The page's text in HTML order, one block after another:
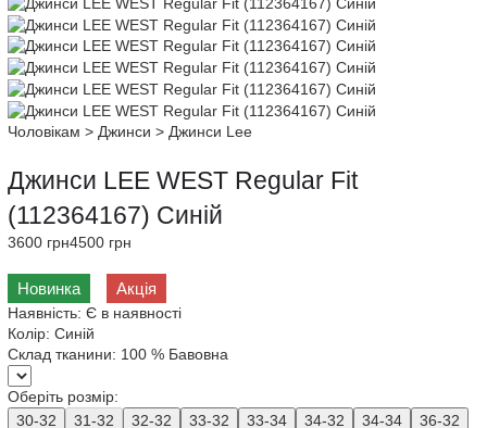
Чоловікам > Джинси > Джинси Lee
Джинси LEE WEST Regular Fit
(112364167) Синій
3600 грн4500 грн
Новинка Акція
Наявність:Є в наявності
Колір:Синій
Склад тканини: 100 % Бавовна
Оберіть розмір:
30-32
31-32 32-32 33-32 33-34 34-32 34-34
36-32